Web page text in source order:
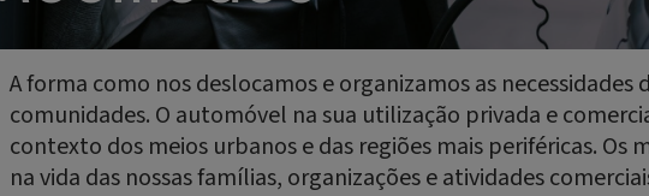
A forma como nos deslocamos e organizamos as necessidades
comunidades. O automóvel na sua utilização privada e
contexto dos meios urbanos e das regiões mais periféricas.
na vida das nossas famílias, organizações e atividades